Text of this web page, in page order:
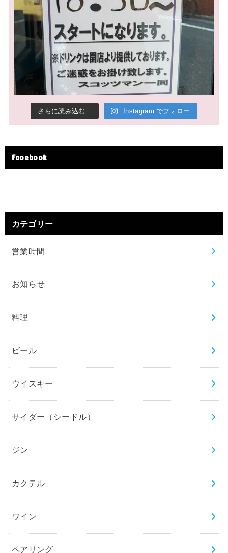
さらに読み込む... Instagram でフォロー
Facebook
カテゴリー
営業時間
お知らせ
料理
ビール
ウイスキー
サイダー（シードル）
ジン
カクテル
ワイン
ペアリング